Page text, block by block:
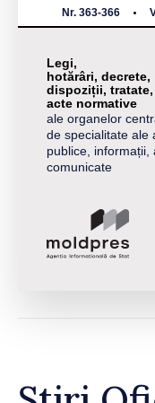
Nr. 363-366
Legi,
hotărâri, decrete,
dispoziții, tratate,
acte normative
ale organelor
de specialitate ale
publice, informații,
comunicate